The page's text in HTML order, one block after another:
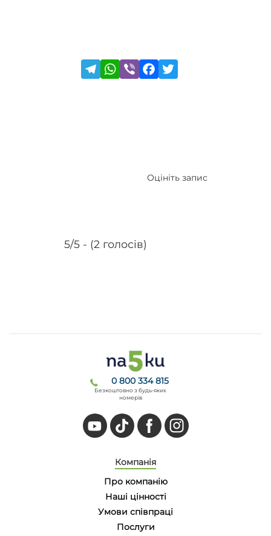
5/5 - (2 голосів)
Оцініть запис
0 800 334 815
Безкоштовно з будь-яких
номерів
Компанія
Про компанію
Наші цінності
Умови співпраці
Послуги